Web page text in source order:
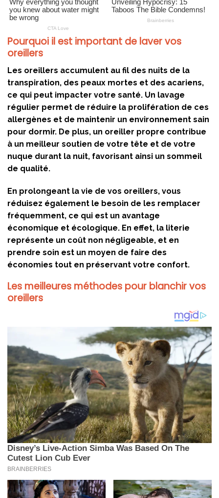
Pourquoi il est important de laver vos
oreillers
Les oreillers accumulent au fil des nuits de la
transpiration, des peaux mortes et des acariens,
ce qui peut impacter votre santé. Un lavage
régulier permet de réduire la prolifération de ces
allergènes et de maintenir un environnement sain
pour dormir. De plus, un oreiller propre contribue
à un meilleur soutien de votre tête et de votre
nuque durant la nuit, favorisant ainsi un sommeil
de qualité.
En prolongeant la vie de vos oreillers, vous
réduisez également le besoin de les remplacer
fréquemment, ce qui est un avantage
économique et écologique. En effet, la literie
représente un coût non négligeable, et en
prendre soin est un moyen de faire des
économies tout en préservant votre confort.
Les meilleures méthodes pour blanchir vos
oreillers